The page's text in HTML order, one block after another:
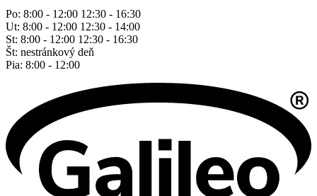
Po: 8:00 - 12:00 12:30 - 16:30
Ut: 8:00 - 12:00 12:30 - 14:00
St: 8:00 - 12:00 12:30 - 16:30
Št: nestránkový deň
Pia: 8:00 - 12:00